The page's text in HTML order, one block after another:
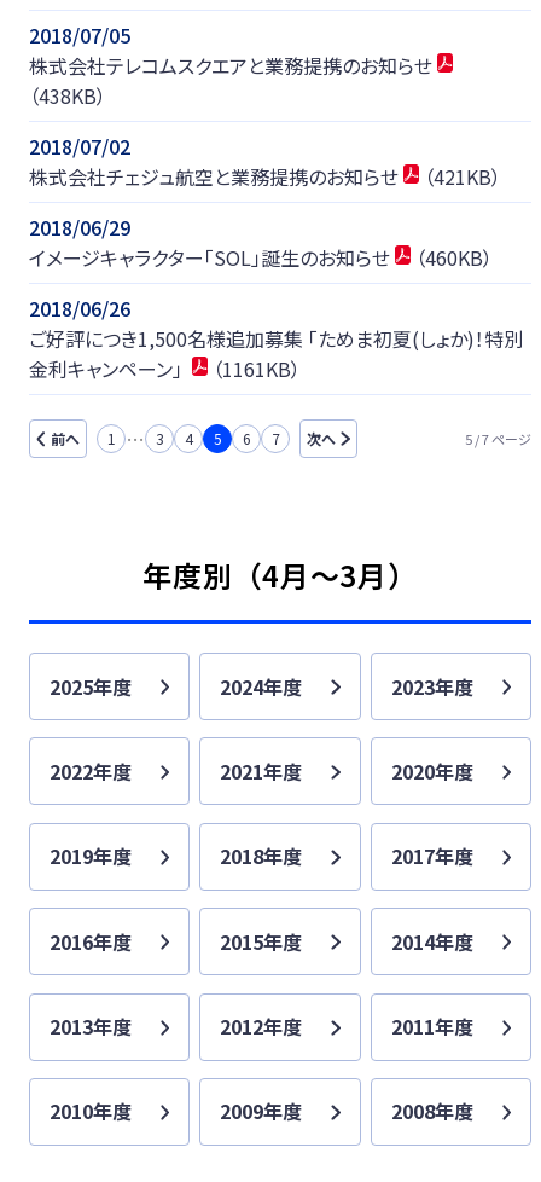
2018/07/05
株式会社テレコムスクエアと業務提携のお知らせ
（438KB）
2018/07/02
株式会社チェジュ航空と業務提携のお知らせ
（421KB）
2018/06/29
イメージキャラクター「SOL」誕生のお知らせ
（460KB）
2018/06/26
ご好評につき1,500名様追加募集 「ためま初夏(しょか)！特別
金利キャンペーン」
（1161KB）
前へ 1 … 3 4 5 6 7 次へ 5 / 7 ページ
年度別（4月〜3月）
2025年度 2024年度 2023年度
2022年度 2021年度 2020年度
2019年度 2018年度 2017年度
2016年度 2015年度 2014年度
2013年度 2012年度 2011年度
2010年度 2009年度 2008年度